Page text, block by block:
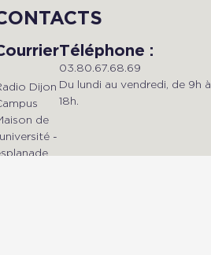
Dijon
de
-
Téléphone :
03.80.67.68.69
Du lundi au vendredi, de 9h à
18h.